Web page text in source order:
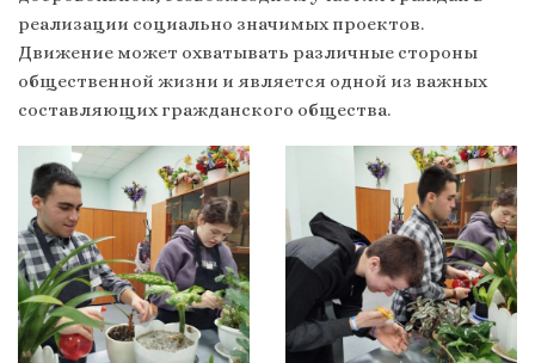
реализации социально значимых проектов.
Движение может охватывать различные стороны
общественной жизни и является одной из важных
составляющих гражданского общества.